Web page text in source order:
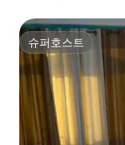
슈퍼호스트
슈퍼호스트